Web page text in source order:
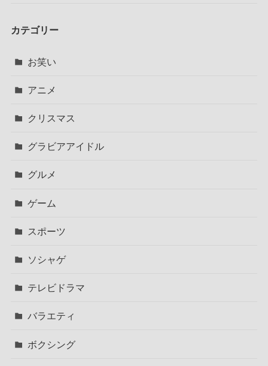
カテゴリー
お笑い
アニメ
クリスマス
グラビアアイドル
グルメ
ゲーム
スポーツ
ソシャゲ
テレビドラマ
バラエティ
ボクシング